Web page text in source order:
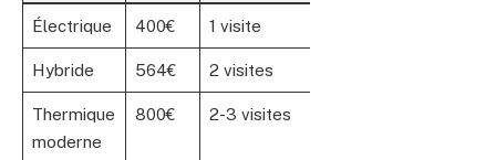
Électrique 400€ 1 visite
Hybride 564€ 2 visites
Thermique
moderne
800€ 2-3 visites